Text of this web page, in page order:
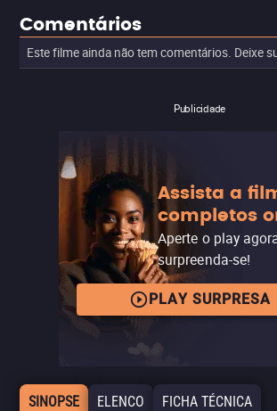
Comentários
Este filme ainda não tem comentários. Deixe
Publicidade
Assista a
completos
Aperte o play
surpreenda-se!
PLAY SURPRESA
SINOPSE ELENCO FICHA TÉCNICA